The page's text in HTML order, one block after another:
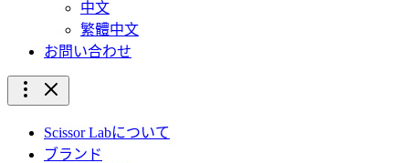
中文
繁體中文
お問い合わせ
Scissor Labについて
ブランド